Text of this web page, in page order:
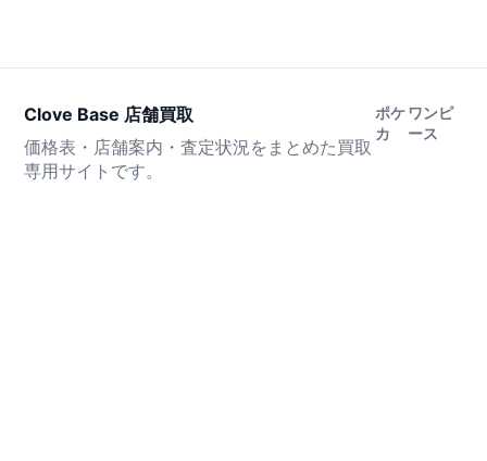
Clove Base 店舗買取
価格表・店舗案内・査定状況をまとめた買取
専用サイトです。
ポケ
カ
ワンピ
ース